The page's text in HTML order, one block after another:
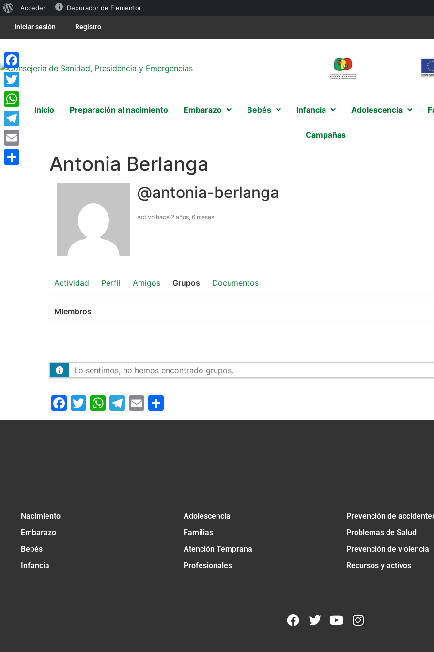
Acceder Depurador de Elementor
Iniciar sesión Registro
Inicio Preparación al nacimiento Embarazo Bebés Infancia Adolescencia
Campañas
Antonia Berlanga
@antonia-berlanga
Activo hace 2 años, 6 meses
Actividad Perfil Amigos Grupos Documentos
Miembros
Lo sentimos, no hemos encontrado grupos.
Facebook
Twitter
WhatsApp
Telegram
Email
Nacimiento
Embarazo
Bebés
Infancia
Adolescencia
Familias
Atención Temprana
Profesionales
Prevención de
Problemas de Salud
Prevención de violencia
Recursos y activos
Facebook
Twitter
WhatsApp
Telegram
Email